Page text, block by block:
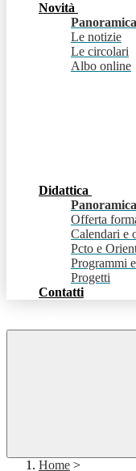
Novità
Panoramica
Le notizie
Le circolari
Albo online
Didattica
Panoramica
Offerta
Calendari e
Pcto e
Programmi
Progetti
Contatti
Home >